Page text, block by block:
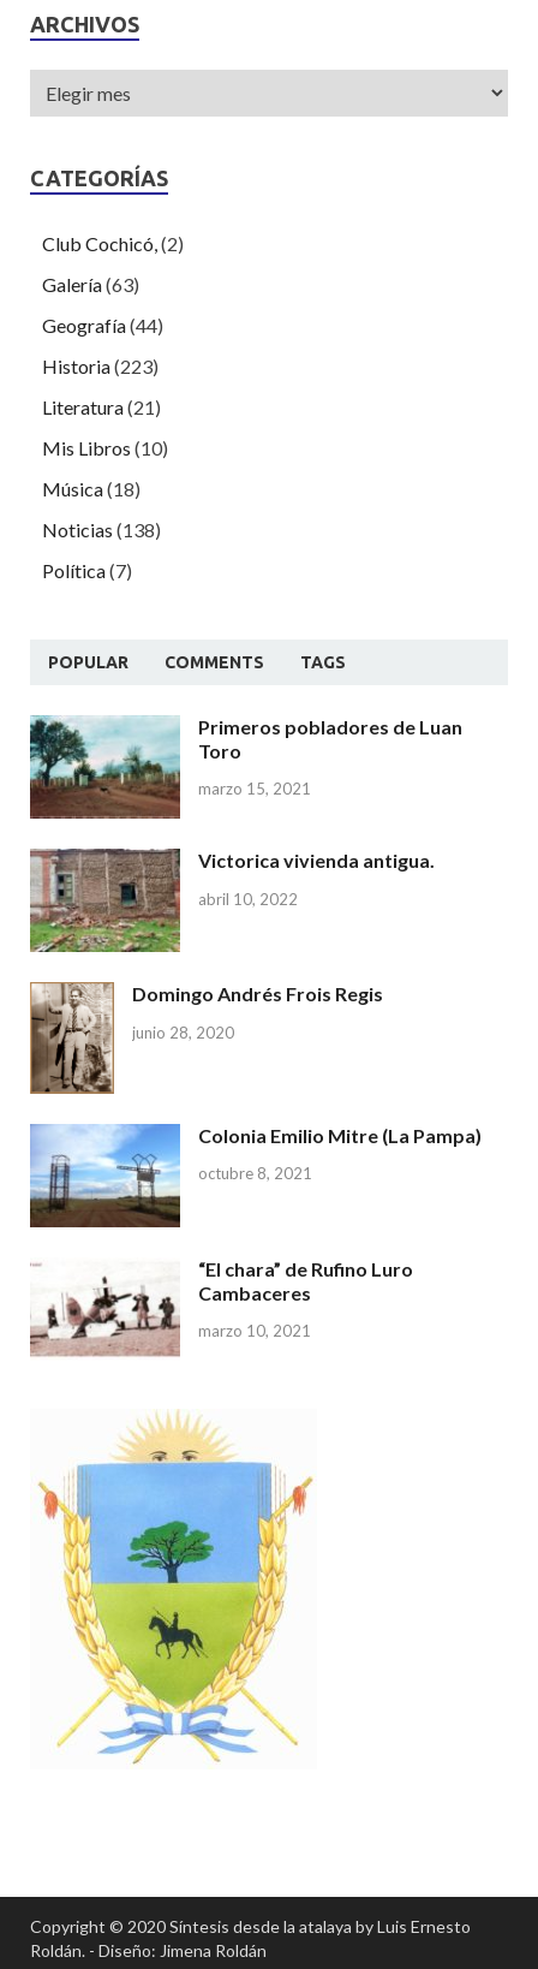
ARCHIVOS
CATEGORÍAS
Club Cochicó, (2)
Galería(63)
Geografía(44)
Historia(223)
Literatura(21)
Mis Libros (10)
Música(18)
Noticias (138)
Política(7)
POPULAR COMMENTS TAGS
Primeros pobladores de Luan
Toro
marzo 15, 2021
Victorica vivienda antigua.
abril 10, 2022
Domingo Andrés Frois Regis
junio 28, 2020
Colonia Emilio Mitre (La Pampa)
octubre 8, 2021
“El chara” de Rufino Luro
Cambaceres
marzo 10, 2021
Copyright © 2020 Síntesis desde la atalaya by Luis Ernesto
Roldán. - Diseño: Jimena Roldán